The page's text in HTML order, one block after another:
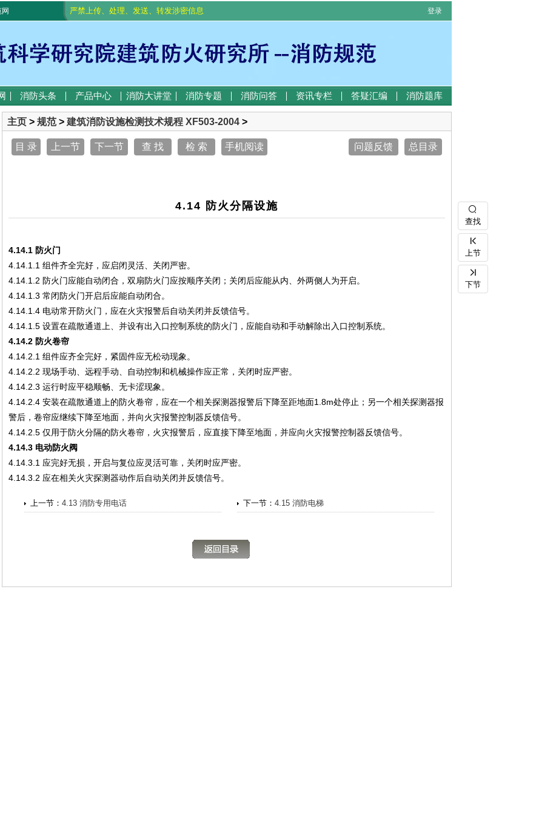
严禁上传、处理、发送、转发涉密信息 登录
消防头条 产品中心 消防大讲堂 消防专题 消防问答 资讯专栏 答疑汇编 消防题库
主页 > 规范 > 建筑消防设施检测技术规程 XF503-2004 >
目 录 上一节 下一节 查 找 检 索 手机阅读 总目录
问题反馈
4.14 防火分隔设施
4.14.1 防火门
4.14.1.1 组件齐全完好，应启闭灵活、关闭严密。
4.14.1.2 防火门应能自动闭合，双扇防火门应按顺序关闭；关闭后应能从内、外两侧人为开启。
4.14.1.3 常闭防火门开启后应能自动闭合。
4.14.1.4 电动常开防火门，应在火灾报警后自动关闭并反馈信号。
4.14.1.5 设置在疏散通道上、并设有出入口控制系统的防火门，应能自动和手动解除出入口控制系统。
4.14.2 防火卷帘
4.14.2.1 组件应齐全完好，紧固件应无松动现象。
4.14.2.2 现场手动、远程手动、自动控制和机械操作应正常，关闭时应严密。
4.14.2.3 运行时应平稳顺畅、无卡涩现象。
4.14.2.4 安装在疏散通道上的防火卷帘，应在一个相关探测器报警后下降至距地面1.8m处停止；另一个相关探测器报
警后，卷帘应继续下降至地面，并向火灾报警控制器反馈信号。
4.14.2.5 仅用于防火分隔的防火卷帘，火灾报警后，应直接下降至地面，并应向火灾报警控制器反馈信号。
4.14.3 电动防火阀
4.14.3.1 应完好无损，开启与复位应灵活可靠，关闭时应严密。
4.14.3.2 应在相关火灾探测器动作后自动关闭并反馈信号。
查找
上节
下节
上一节： 4.13 消防专用电话 下一节： 4.15 消防电梯